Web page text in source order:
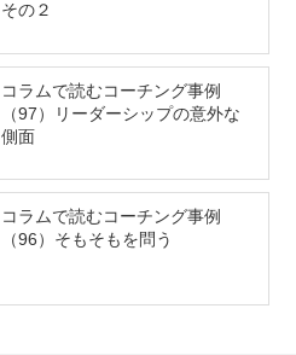
その２
コラムで読むコーチング事例
（97）リーダーシップの意外な
側面
コラムで読むコーチング事例
（96）そもそもを問う